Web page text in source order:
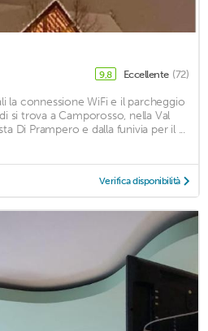
9,8 Eccellente (72)
la connessione WiFi e il parcheggio
si trova a Camporosso, nella Val
Di Prampero e dalla funivia per il ...
Verifica disponibilità